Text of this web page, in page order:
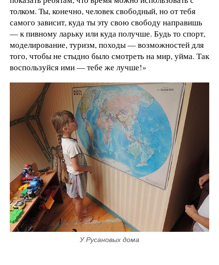
толком. Ты, конечно, человек свободный, но от тебя
самого зависит, куда ты эту свою свободу направишь
— к пивному ларьку или куда получше. Будь то спорт,
моделирование, туризм, походы — возможностей для
того, чтобы не стыдно было смотреть на мир, уйма. Так
воспользуйся ими — тебе же лучше!»
У Русановых дома